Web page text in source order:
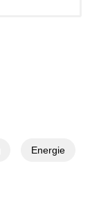
Energie